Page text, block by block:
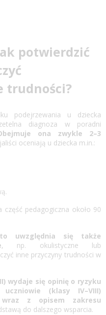
potwierdzić
trudności?
podejrzewania u dziecka
diagnoza w poradni
ona zwykle 2–3
oceniają u dziecka m.in.:
pedagogiczna około 90
uwzględnia się także
, np. okulistyczne lub
inne przyczyny trudności w
wydaje się opinię o ryzyku
(klasy IV–VIII)
wraz z opisem zakresu
do dalszego wsparcia.